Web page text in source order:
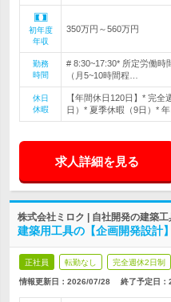
初年度
年収
350万円～560万円
勤務
時間
# 8:30~17:30* 所定労働時
（月5~10時間程…
休日
休暇
【年間休日120日】* 完
日）* 夏季休暇（9日）* 年
求人詳細を見る
株式会社ミロク | 自社開発の建築
建築用工具の【企画開発設計
正社員 転勤なし 完全週休2日制
情報更新日：2026/07/28 終了予定日：